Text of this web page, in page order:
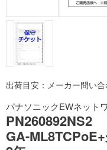
出荷目安：メーカー問い
パナソニックEWネット
PN260892NS2
GA-